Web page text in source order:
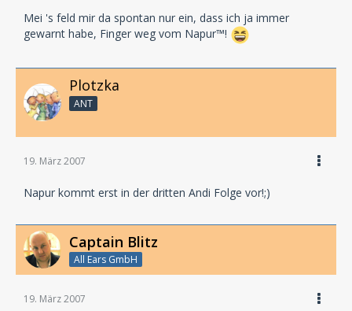
Mei 's feld mir da spontan nur ein, dass ich ja immer
gewarnt habe, Finger weg vom Napur™!
Plotzka
ANT
19. März 2007
Napur kommt erst in der dritten Andi Folge vor!;)
Captain Blitz
All Ears GmbH
19. März 2007